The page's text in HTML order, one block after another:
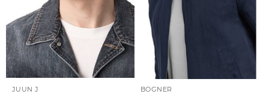
JUUN J BOGNER